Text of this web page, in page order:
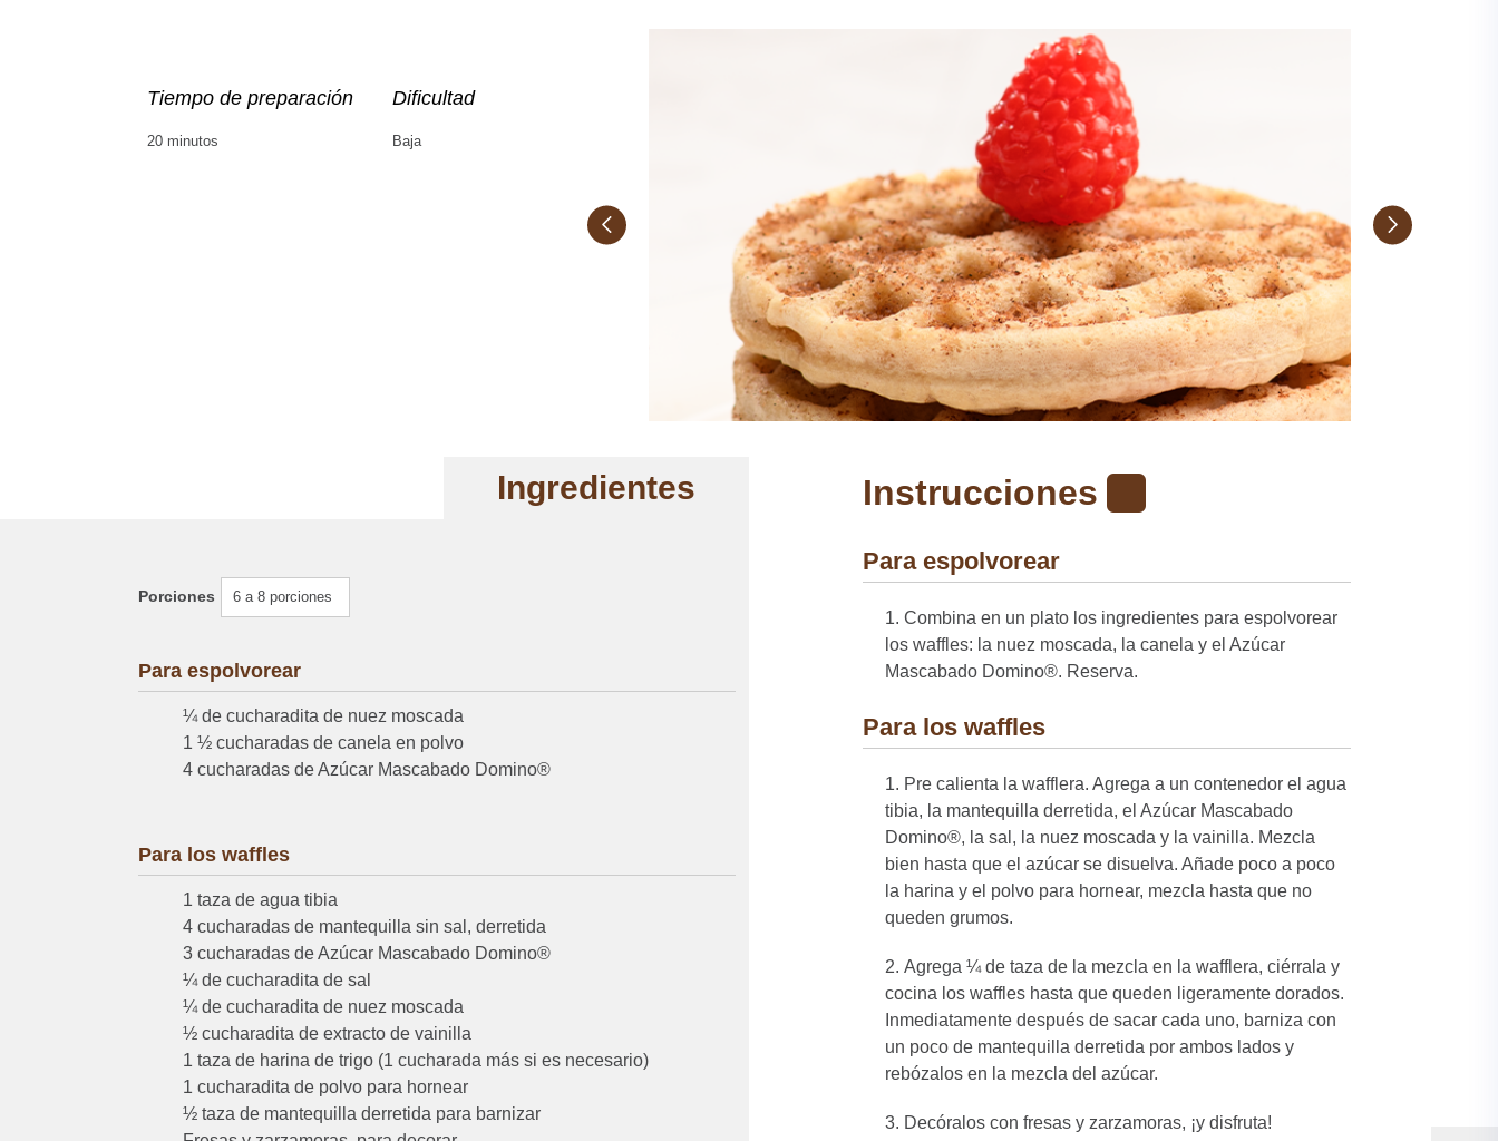
Tiempo de preparación
20 minutos
Dificultad
Baja
Ingredientes
Porciones 6 a 8 porciones
Para espolvorear
¼ de cucharadita de nuez moscada
1 ½ cucharadas de canela en polvo
4 cucharadas de Azúcar Mascabado Domino®
Para los waffles
1 taza de agua tibia
4 cucharadas de mantequilla sin sal, derretida
3 cucharadas de Azúcar Mascabado Domino®
¼ de cucharadita de sal
¼ de cucharadita de nuez moscada
½ cucharadita de extracto de vainilla
1 taza de harina de trigo (1 cucharada más si es necesario)
1 cucharadita de polvo para hornear
½ taza de mantequilla derretida para barnizar
Instrucciones
Para espolvorear
Combina en un plato los ingredientes para espolvorear
los waffles: la nuez moscada, la canela y el Azúcar
Mascabado Domino®. Reserva.
Para los waffles
Pre calienta la wafflera. Agrega a un contenedor el agua
tibia, la mantequilla derretida, el Azúcar Mascabado
Domino®, la sal, la nuez moscada y la vainilla. Mezcla
bien hasta que el azúcar se disuelva. Añade poco a poco
la harina y el polvo para hornear, mezcla hasta que no
queden grumos.
Agrega ¼ de taza de la mezcla en la wafflera, ciérrala y
cocina los waffles hasta que queden ligeramente dorados.
Inmediatamente después de sacar cada uno, barniza con
un poco de mantequilla derretida por ambos lados y
rebózalos en la mezcla del azúcar.
Decóralos con fresas y zarzamoras, ¡y disfruta!